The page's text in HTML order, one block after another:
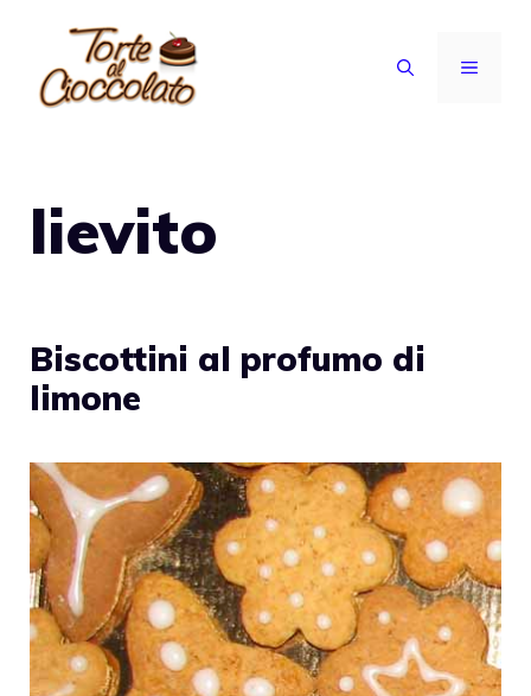
contenuto
MENU
lievito
Biscottini al profumo di
limone